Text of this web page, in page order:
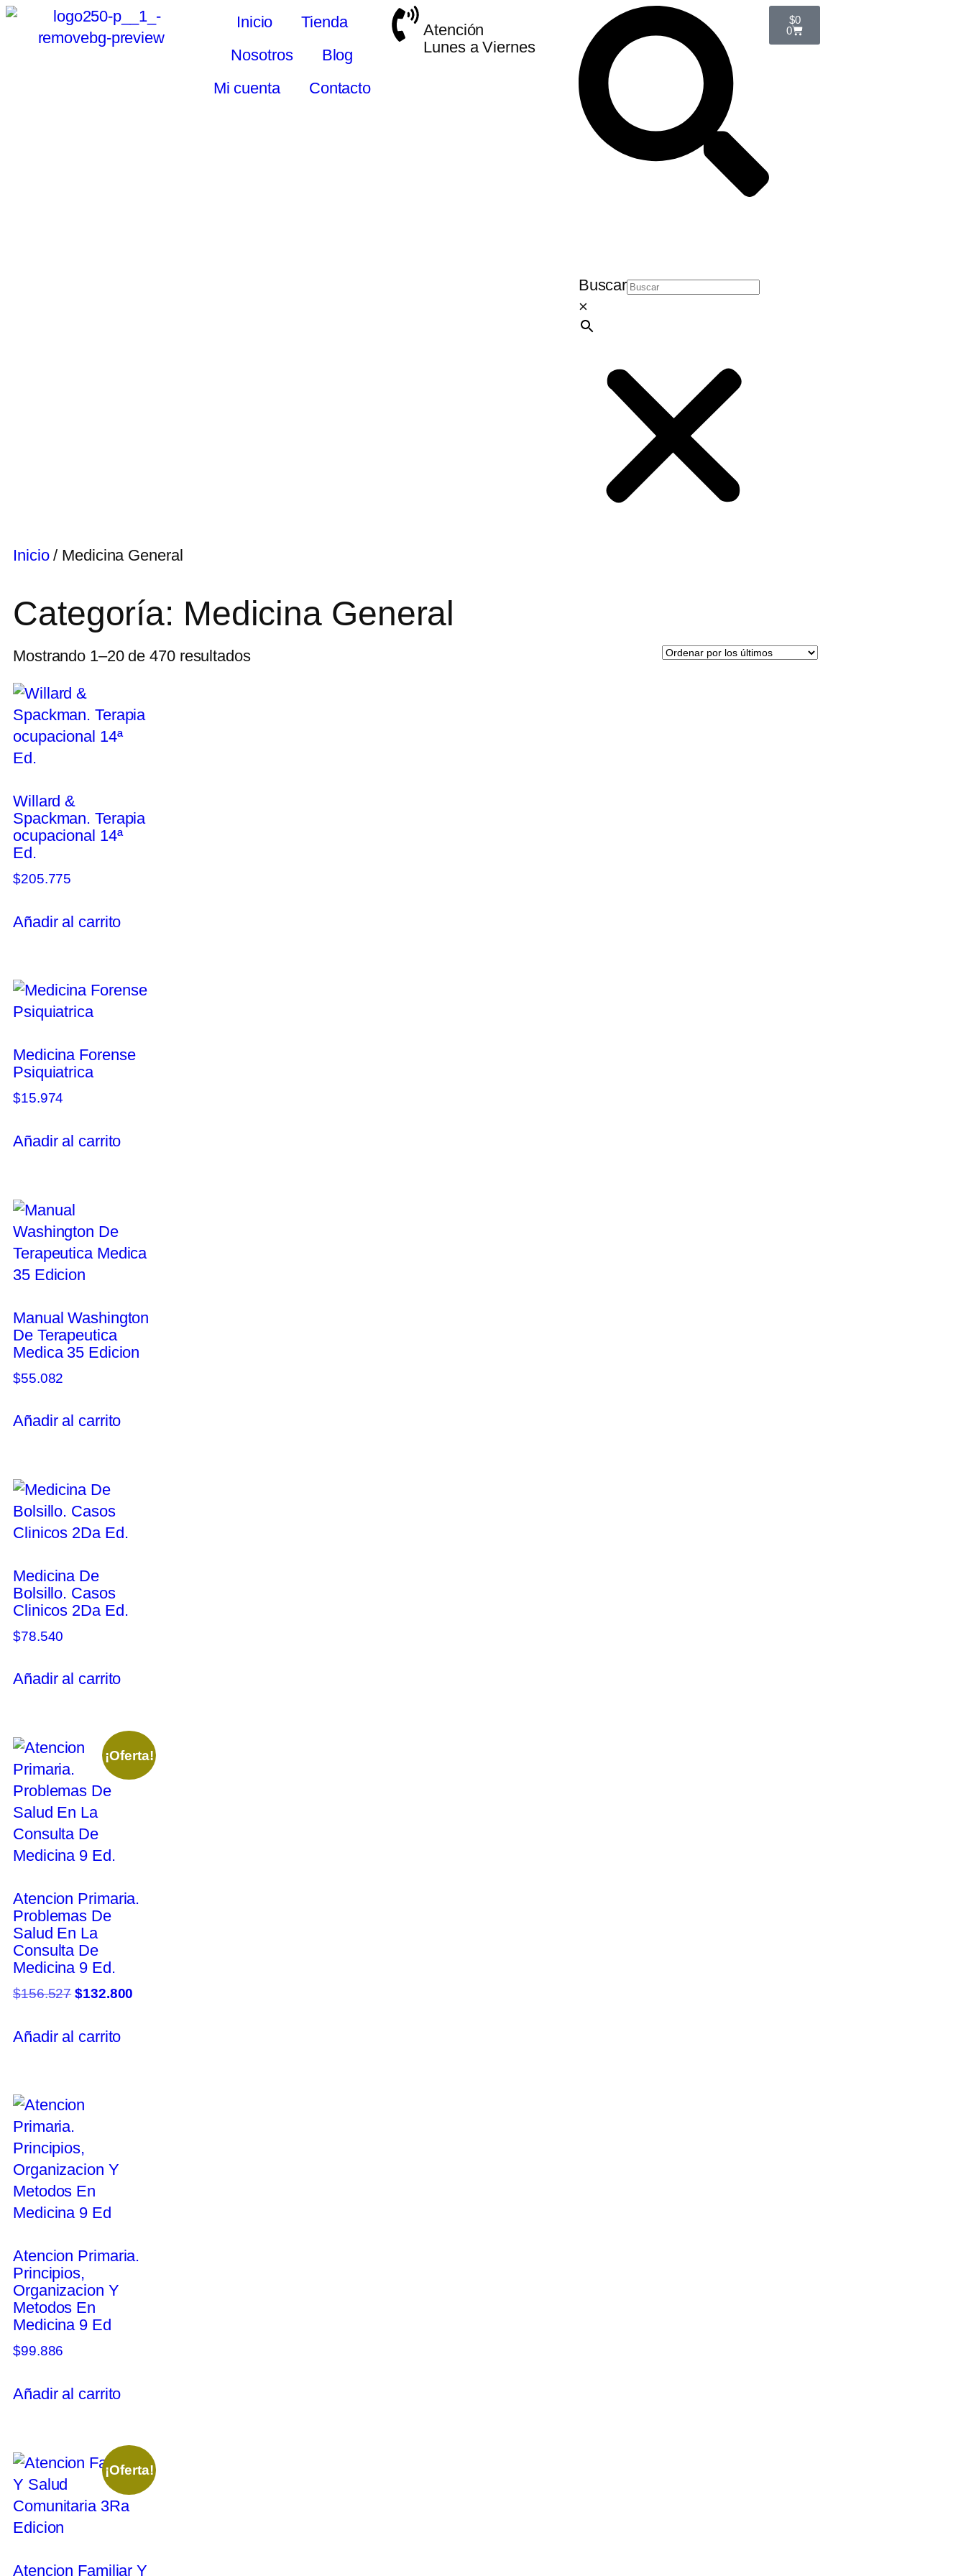
Inicio
Tienda
Nosotros
Blog
Mi cuenta
Contacto
Atención
Lunes a Viernes
Buscar
×
$0
0
Inicio/ Medicina General
Categoría: Medicina General
Mostrando 1–20 de 470 resultados
Willard &
Spackman. Terapia
ocupacional 14ª
Ed.
$205.775
Añadir al carrito
Medicina Forense
Psiquiatrica
$15.974
Añadir al carrito
Manual Washington
De Terapeutica
Medica 35 Edicion
$55.082
Añadir al carrito
Medicina De
Bolsillo. Casos
Clinicos 2Da Ed.
$78.540
Añadir al carrito
¡Oferta!
Atencion Primaria.
Problemas De
Salud En La
Consulta De
Medicina 9 Ed.
$156.527 $132.800
Añadir al carrito
Atencion Primaria.
Principios,
Organizacion Y
Metodos En
Medicina 9 Ed
$99.886
Añadir al carrito
¡Oferta!
Atencion Familiar Y